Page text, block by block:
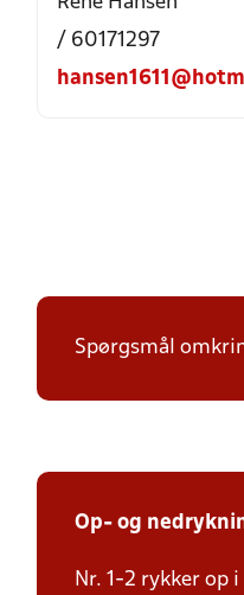
/ 60171297
Spørgsmål
Op- og
Nr. 1-2 rykker op